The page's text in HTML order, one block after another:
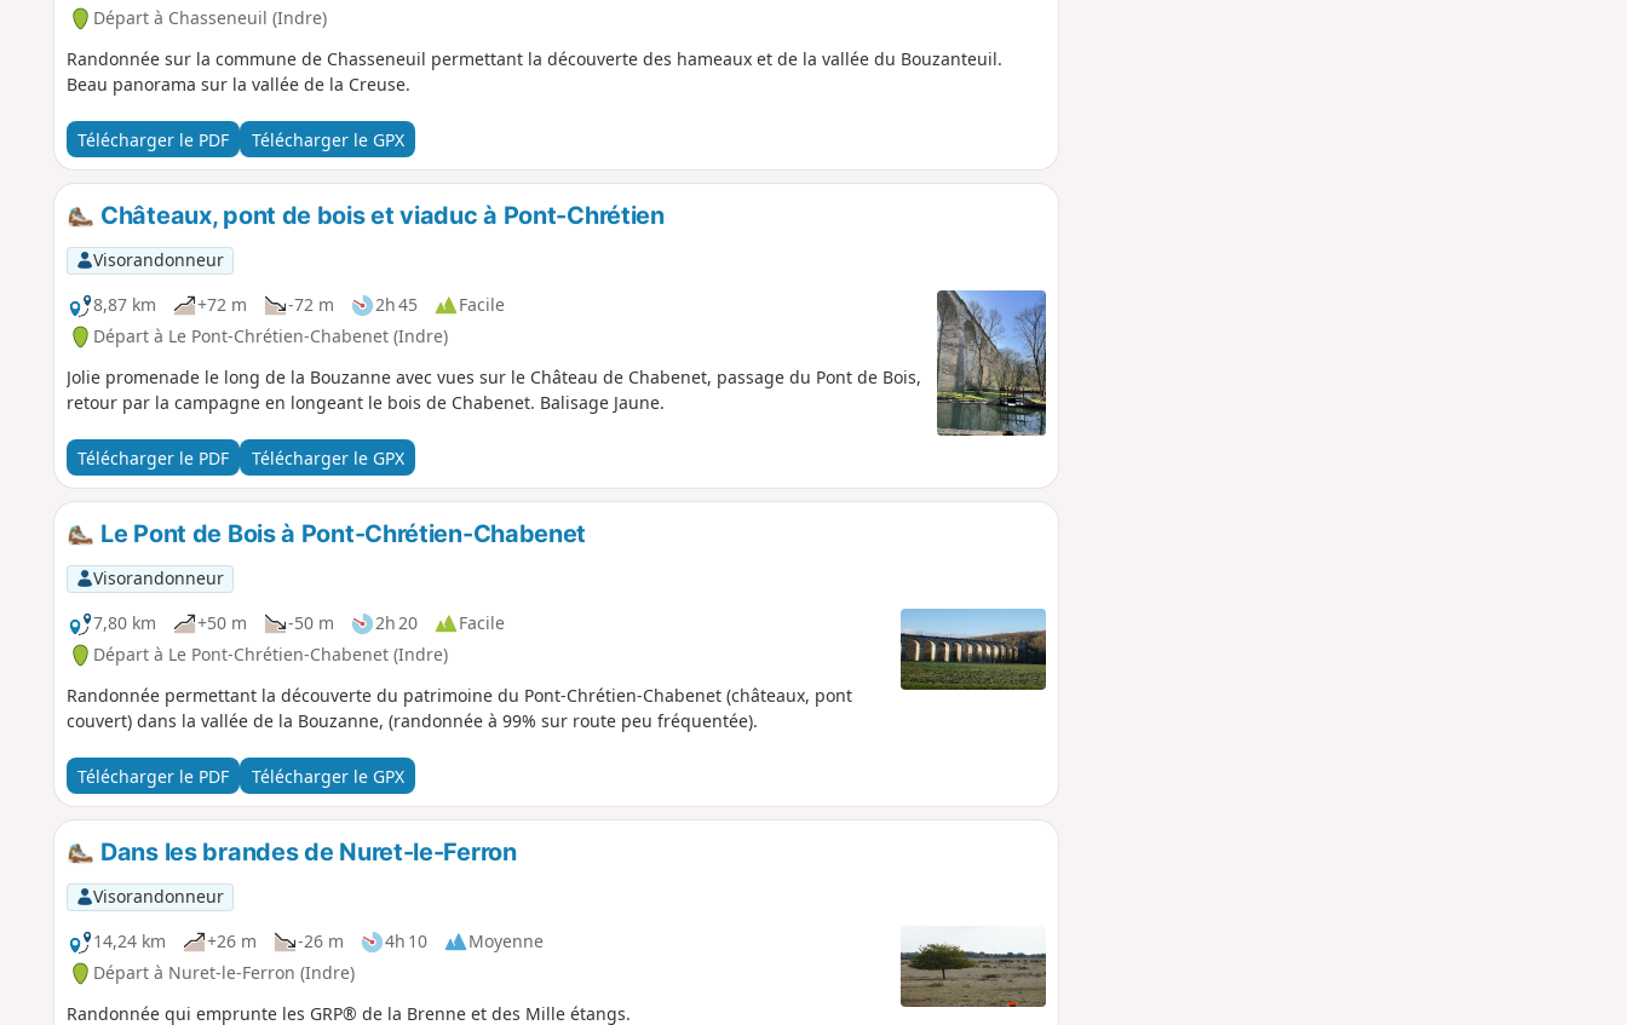
Départ à Chasseneuil (Indre)
Randonnée sur la commune de Chasseneuil permettant la découverte des hameaux et de la vallée du Bouzanteuil.
Beau panorama sur la vallée de la Creuse.
Télécharger le PDF Télécharger le GPX
Châteaux, pont de bois et viaduc à Pont-Chrétien
Visorandonneur
8,87 km
+72 m -72 m 2h 45
Facile
Départ à Le Pont-Chrétien-Chabenet (Indre)
Jolie promenade le long de la Bouzanne avec vues sur le Château de Chabenet, passage du Pont de Bois,
retour par la campagne en longeant le bois de Chabenet. Balisage Jaune.
Télécharger le PDF Télécharger le GPX
Le Pont de Bois à Pont-Chrétien-Chabenet
Visorandonneur
7,80 km
+50 m -50 m 2h 20
Facile
Départ à Le Pont-Chrétien-Chabenet (Indre)
Randonnée permettant la découverte du patrimoine du Pont-Chrétien-Chabenet (châteaux, pont
couvert) dans la vallée de la Bouzanne, (randonnée à 99% sur route peu fréquentée).
Télécharger le PDF Télécharger le GPX
Dans les brandes de Nuret-le-Ferron
Visorandonneur
14,24 km
+26 m -26 m 4h 10
Moyenne
Départ à Nuret-le-Ferron (Indre)
Randonnée qui emprunte les GRP® de la Brenne et des Mille étangs.